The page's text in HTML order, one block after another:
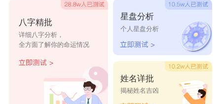
新的一年里合作愉快，事业更上一层楼!
13. 愿去年所有的遗憾，是今年惊喜的铺垫!
14. 回看2023，辛酸已成过去，苦累已经远离，哀
怨散在风里，失意不再叹息;展望2024，希望是满
满的，顺利是必须的，前景是美好的，事业必会成
功的;祝愿2024的辉煌，是你的我的也是大家的!
八字精批
详细八字分析，
全方面了解你的命运情况
星盘分析
个人星盘分析
姓名详批
揭秘姓名吉凶